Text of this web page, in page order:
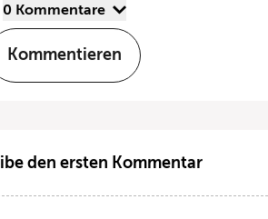
0 Kommentare
Kommentieren
den ersten Kommentar